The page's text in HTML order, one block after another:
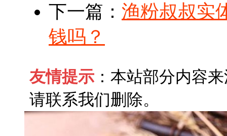
下一篇： 渔粉叔叔实
钱吗？
友情提示 ：本站部分内容
请联系我们删除。